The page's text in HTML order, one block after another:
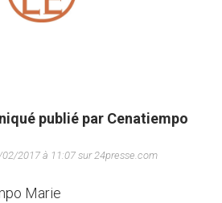
publié par Cenatiempo
2017 à 11:07 sur 24presse.com
Marie